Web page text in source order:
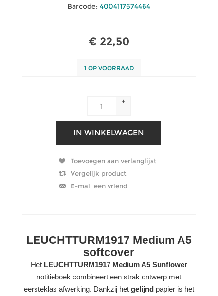
Barcode: 4004117674464
€ 22,50
1 OP VOORRAAD
+
-
LEUCHTTURM1917 Medium A5
softcover
Het LEUCHTTURM1917 Medium A5 Sunflower
notitieboek combineert een strak ontwerp met
eersteklas afwerking. Dankzij het gelijndpapier is het